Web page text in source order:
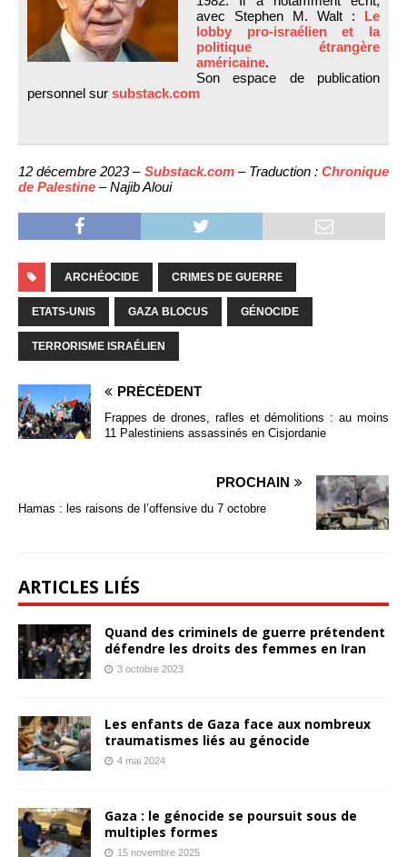
avec Stephen M. Walt : Le
lobby pro-israélien et la
politique étrangère
américaine.
Son espace de publication
personnel sur substack.com
12 décembre 2023 – Substack.com– Traduction : Chronique
de Palestine – Najib Aloui
ARCHÉOCIDE CRIMES DE GUERRE
ETATS-UNIS GAZA BLOCUS GÉNOCIDE
TERRORISME ISRAÉLIEN
PRÉCÉDENT
Frappes de drones, rafles et démolitions : au moins
11 Palestiniens assassinés en Cisjordanie
PROCHAIN
Hamas : les raisons de l’offensive du 7 octobre
ARTICLES LIÉS
Quand des criminels de guerre prétendent
défendre les droits des femmes en Iran
3 octobre 2023
Les enfants de Gaza face aux nombreux
traumatismes liés au génocide
4 mai 2024
Gaza : le génocide se poursuit sous de
multiples formes
15 novembre 2025